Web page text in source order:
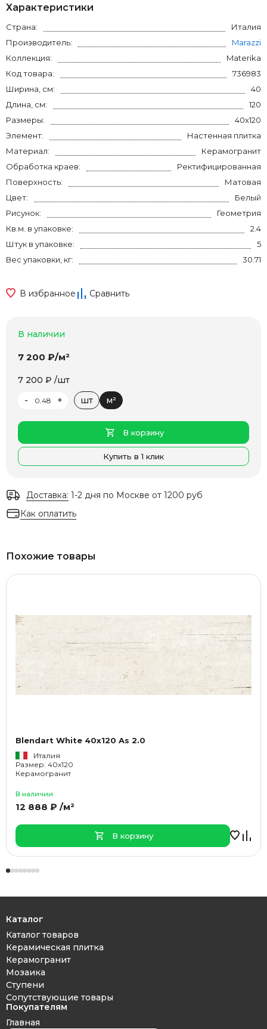
Характеристики
Страна:
Италия
Производитель:
Marazzi
Коллекция:
Materika
Код товара:
736983
Ширина, см:
40
Длина, см:
120
Размеры:
40x120
Элемент:
Настенная плитка
Материал:
Керамогранит
Обработка краев:
Ректифицированная
Поверхность:
Матовая
Цвет:
Белый
Рисунок:
Геометрия
Кв.м. в упаковке:
2.4
Штук в упаковке:
5
Вес упаковки, кг:
30.71
В избранное Сравнить
В наличии
7 200 ₽/м²
7 200 ₽ /шт
-
+ шт м²
В корзину
Купить в 1 клик
Доставка: 1-2 дня по Москве от 1200 руб
Как оплатить
Похожие товары
Blendart White 40x120 As 2.0
Италия
Размер: 40x120
Керамогранит
В наличии
12 888 ₽ /м²
В корзину
Каталог
Каталог товаров
Керамическая плитка
Керамогранит
Мозаика
Ступени
Сопутствующие товары
Покупателям
Главная